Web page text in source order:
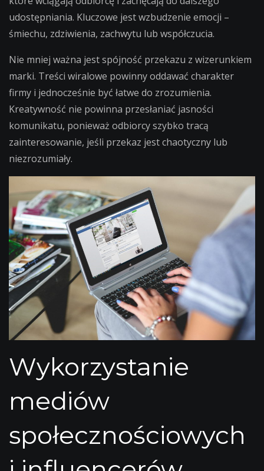
udostępniania. Kluczowe jest wzbudzenie emocji –
śmiechu, zdziwienia, zachwytu lub współczucia.
Nie mniej ważna jest spójność przekazu z wizerunkiem
marki. Treści wiralowe powinny oddawać charakter
firmy i jednocześnie być łatwe do zrozumienia.
Kreatywność nie powinna przesłaniać jasności
komunikatu, ponieważ odbiorcy szybko tracą
zainteresowanie, jeśli przekaz jest chaotyczny lub
niezrozumiały.
Wykorzystanie
mediów
społecznościowych